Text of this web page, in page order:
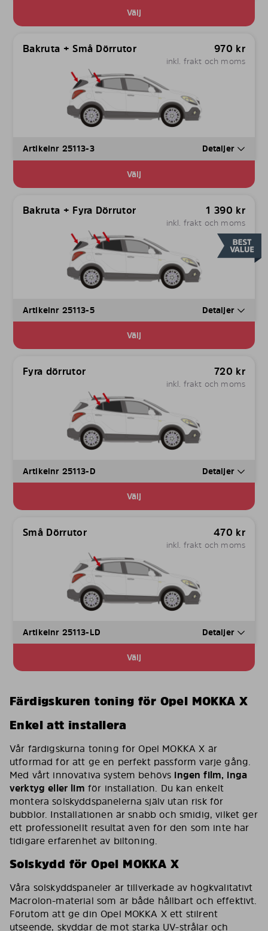
Välj
Bakruta + Små Dörrutor 970 kr
inkl. frakt och moms
Artikelnr 25113-3 Detaljer
Välj
Bakruta + Fyra Dörrutor 1 390 kr
inkl. frakt och moms
Artikelnr 25113-5 Detaljer
Välj
Fyra dörrutor 720 kr
inkl. frakt och moms
Artikelnr 25113-D Detaljer
Välj
Små Dörrutor 470 kr
inkl. frakt och moms
Artikelnr 25113-LD Detaljer
Välj
Färdigskuren toning för Opel MOKKA X
Enkel att installera
Vår färdigskurna toning för Opel MOKKA X är
utformad för att ge en perfekt passform varje gång.
Med vårt innovativa system behövs ingen film, inga
verktyg eller lim för installation. Du kan enkelt
montera solskyddspanelerna själv utan risk för
bubblor. Installationen är snabb och smidig, vilket ger
ett professionellt resultat även för den som inte har
tidigare erfarenhet av biltoning.
Solskydd för Opel MOKKA X
Våra solskyddspaneler är tillverkade av högkvalitativt
Macrolon-material som är både hållbart och effektivt.
Förutom att ge din Opel MOKKA X ett stilrent
utseende, skyddar de mot starka UV-strålar och